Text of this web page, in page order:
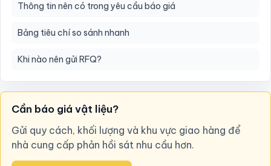
Thông tin nên có trong yêu cầu báo giá
Bảng tiêu chí so sánh nhanh
Khi nào nên gửi RFQ?
Cần báo giá vật liệu?
Gửi quy cách, khối lượng và khu vực giao hàng để
nhà cung cấp phản hồi sát nhu cầu hơn.